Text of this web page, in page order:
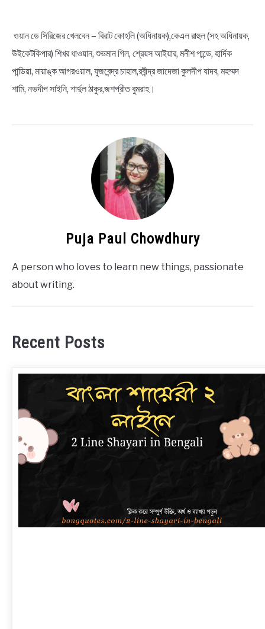
ওয়ান ডে সিরিজের খেলবেন – বিরাট কোহলি (অধিনায়ক),কেএল রাহুল (সহ অধিনায়ক,
উইকেটকিপার) শিখর ধাওয়ান, শুভমান গিল, শ্রেয়স আইয়ার, মনীশ পান্ডে, হার্দিক
পান্ডিয়া, মায়াঙ্ক আগরওয়াল, যুজবেন্দ্র চাহাল,রবীন্দ্র জাদেজা কুলদীপ যাদব, মহম্মদ
শামি, নভদীপ সাইনি, শার্দুল ঠাকুর,জশপ্রীত বুমরাহ।
Puja Paul Chowdhury
A person who loves to learn new things, passionate
about writing.
Recent Posts